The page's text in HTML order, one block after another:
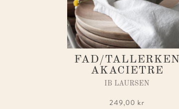
FAD/TALLERKEN
AKACIETRE
IB LAURSEN
249,00 kr